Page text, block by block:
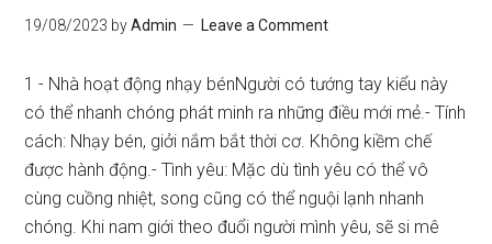
19/08/2023 byAdmin Leave a Comment
1 - Nhà hoạt động nhạy bénNgười có tướng tay kiểu này
có thể nhanh chóng phát minh ra những điều mới mẻ.- Tính
cách: Nhạy bén, giởi nắm bắt thời cơ. Không kiềm chế
được hành động.- Tình yêu: Mặc dù tình yêu có thể vô
cùng cuồng nhiệt, song cũng có thể nguội lạnh nhanh
chóng. Khi nam giới theo đuổi người mình yêu, sẽ si mê